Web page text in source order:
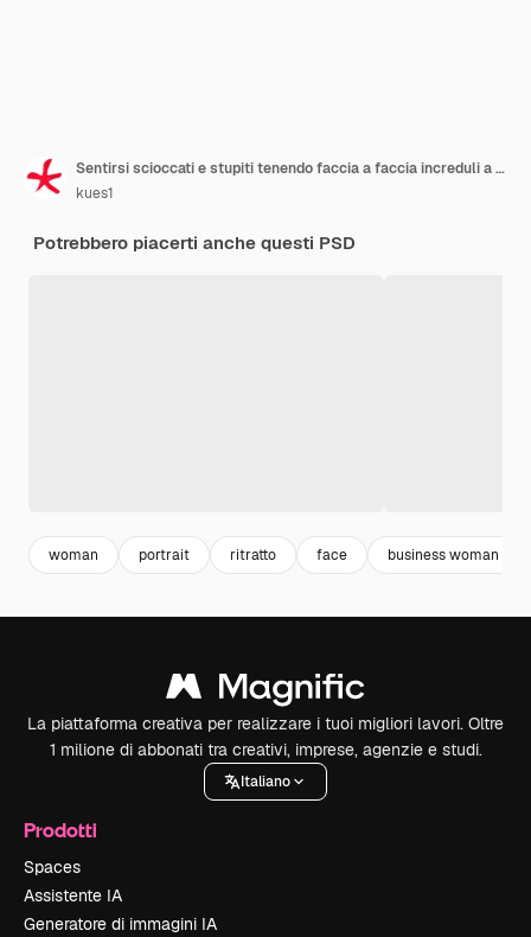
Sentirsi scioccati e stupiti tenendo faccia a faccia increduli a bocca aperta
kues1
Potrebbero piacerti anche questi PSD
woman portrait ritratto face business woman
La piattaforma creativa per realizzare i tuoi migliori lavori. Oltre
1 milione di abbonati tra creativi, imprese, agenzie e studi.
Italiano
Prodotti
Spaces
Assistente IA
Generatore di immagini IA